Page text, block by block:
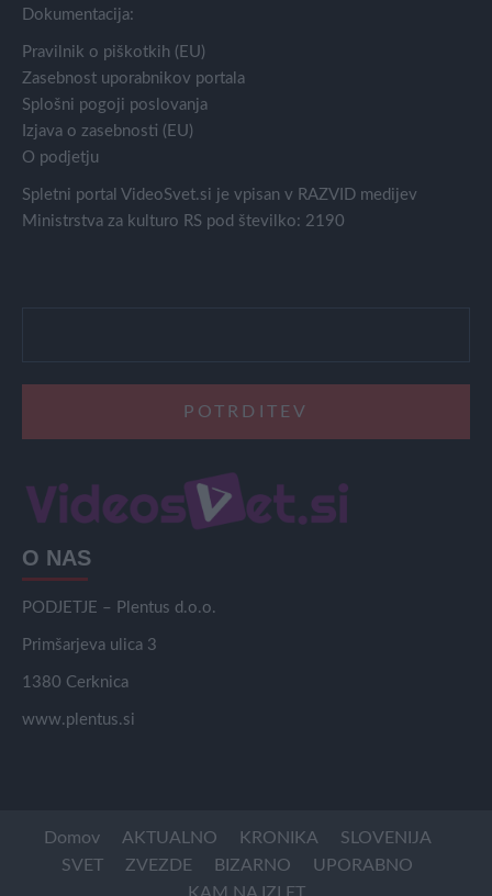
Dokumentacija:
Pravilnik o piškotkih (EU)
Zasebnost uporabnikov portala
Splošni pogoji poslovanja
Izjava o zasebnosti (EU)
O podjetju
Spletni portal VideoSvet.si je vpisan v RAZVID medijev
Ministrstva za kulturo RS pod številko: 2190
O NAS
PODJETJE – Plentus d.o.o.
Primšarjeva ulica 3
1380 Cerknica
www.plentus.si
Domov AKTUALNO KRONIKA
SLOVENIJA
SVET
ZVEZDE BIZARNO
UPORABNO